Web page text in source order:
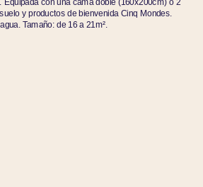
y productos de bienvenida Cinq Mondes.
Tamaño: de 16 a 21m².